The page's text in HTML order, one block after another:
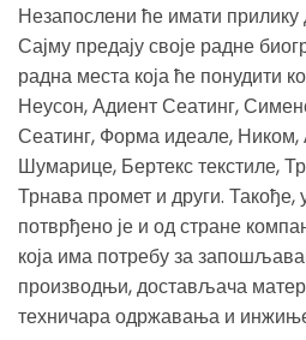
Незапослени ће имати
Сајму предају своје радне
радна места која ће понудити
Неусон, Адиент Сеатинг,
Сеатинг, Форма идеале,
Шумарице, Бертекс текстиле,
Трнава промет и други.
потврђено је и од стране
која има потребу за
производњи, достављача
техничара одржавања и